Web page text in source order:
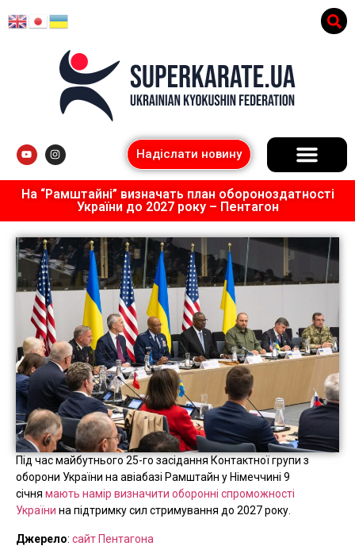
Надіслати новину
На “Рамштайні” визначать план обороноздатності
України до 2027 року – Пентагон
Під час майбутнього 25-го засідання Контактної групи з
оборони України на авіабазі Рамштайн у Німеччині 9
січня мають намір визначити оборонні спроможності
України на підтримку сил стримування до 2027 року.
Джерело: сайт Пентагона